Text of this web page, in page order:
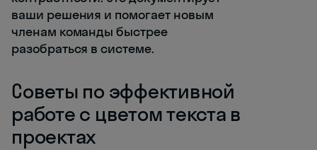
ваши решения и помогает новым
членам команды быстрее
разобраться в системе.
Советы по эффективной
работе с цветом текста в
проектах